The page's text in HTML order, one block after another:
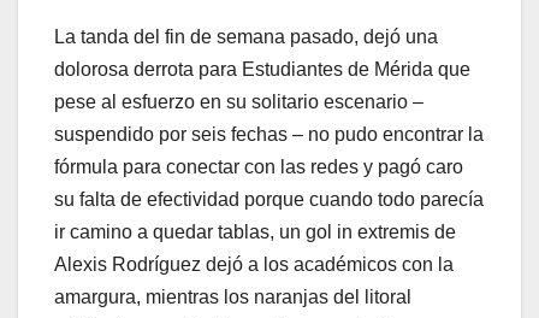
La tanda del fin de semana pasado, dejó una
dolorosa derrota para Estudiantes de Mérida que
pese al esfuerzo en su solitario escenario –
suspendido por seis fechas – no pudo encontrar la
fórmula para conectar con las redes y pagó caro
su falta de efectividad porque cuando todo parecía
ir camino a quedar tablas, un gol in extremis de
Alexis Rodríguez dejó a los académicos con la
amargura, mientras los naranjas del litoral